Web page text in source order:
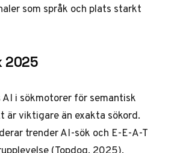
som språk och plats starkt
2025
i sökmotorer för semantisk
är viktigare än exakta sökord.
trender AI-sök och E-E-A-T